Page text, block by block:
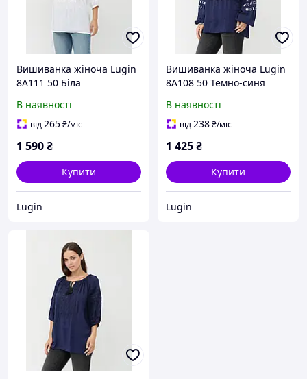
Вишиванка жіноча Lugin
8А111 50 Біла
В наявності
від265₴/міс
1 590₴
Купити
Lugin
Вишиванка жіноча Lugin
8А108 50 Темно-синя
В наявності
від238₴/міс
1 425₴
Купити
Lugin